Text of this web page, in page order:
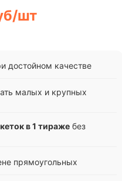
шт
достойном качестве
малых и крупных
в 1 тираже без
прямоугольных